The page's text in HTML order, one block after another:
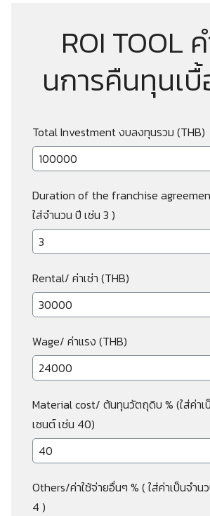
ROI TOOL
นการคืนทุนเ
Total Investment งบลงทุนรวม (THB)
Duration of the franchise
ใส่จำนวน ปี เช่น 3 )
Rental/ ค่าเช่า (THB)
Wage/ ค่าแรง (THB)
Material cost/ ต้นทุนวัตถุดิบ % (ใส่ค่าเ
เซนต์ เช่น 40)
Others/ค่าใช้จ่ายอื่นๆ % ( ใส่ค่าเป็นจำน
4 )